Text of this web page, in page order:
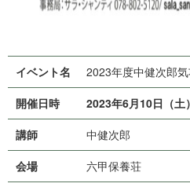
イベント名
2023年度中健次郎
開催日時
2023年6月10日（土
講師
中 健 次 郎
会場
六 甲 保 養 荘